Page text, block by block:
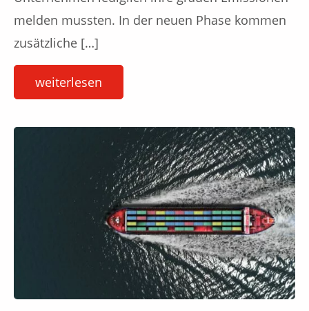
melden mussten. In der neuen Phase kommen
zusätzliche […]
weiterlesen